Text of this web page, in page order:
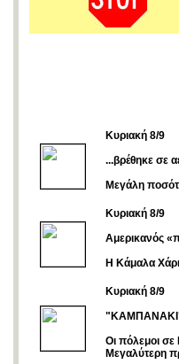
Κυριακή 8/9
...βρέθηκε σε
Μεγάλη
Κυριακή 8/9
Αμερικανός
Η Κάμαλα
Κυριακή 8/9
Οι πόλεμοι σε
Μεγαλύτερη